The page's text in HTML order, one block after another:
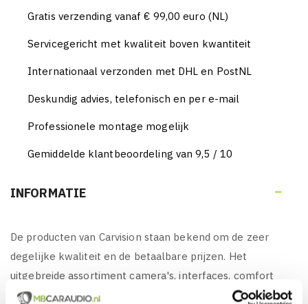
Gratis verzending vanaf € 99,00 euro (NL)
Servicegericht met kwaliteit boven kwantiteit
Internationaal verzonden met DHL en PostNL
Deskundig advies, telefonisch en per e-mail
Professionele montage mogelijk
Gemiddelde klantbeoordeling van 9,5 / 10
INFORMATIE 
De producten van Carvision staan bekend om de zeer
degelijke kwaliteit en de betaalbare prijzen. Het
uitgebreide assortiment camera's, interfaces, comfort
systemen en accessoires biedt hierdoor voor bijna ieder